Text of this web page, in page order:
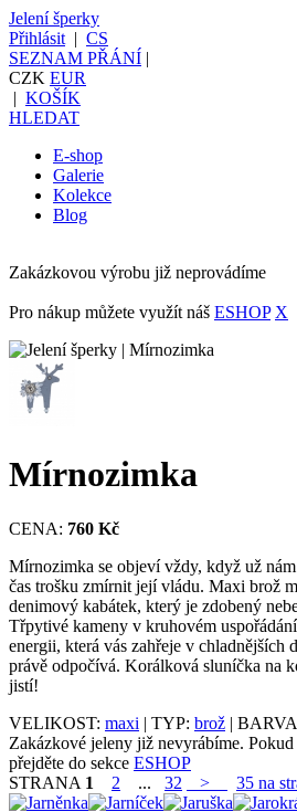
Jelení šperky
Přihlásit | CS
SEZNAM PŘÁNÍ |
CZK EUR
| KOŠÍK
HLEDAT
E-shop
Galerie
Kolekce
Blog
Zakázkovou výrobu již neprovádíme
Pro nákup můžete využít náš ESHOP X
Mírnozimka
CENA: 760 Kč
Mírnozimka se objeví vždy, když už
čas trošku zmírnit její vládu. Maxi brož
denimový kabátek, který je zdobený
Třpytivé kameny v kruhovém
energii, která vás zahřeje v chladnějších
právě odpočívá. Korálková sluníčka na
jistí!
VELIKOST: maxi | TYP: brož |
Zakázkové jeleny již nevyrábíme.
přejděte do sekce ESHOP
STRANA 1 2 ... 32 > 35 na